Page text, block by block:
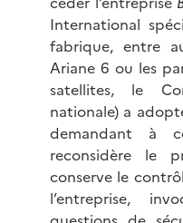
International
fabrique, entre
Ariane 6 ou les
satellites, le
nationale) a
demandant à
reconsidère le
conserve le
l’entreprise,